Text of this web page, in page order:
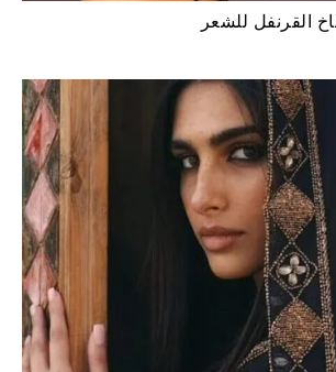
القرنفل للشعر